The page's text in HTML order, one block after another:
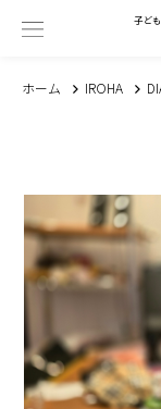
子ど
ホーム IROHA